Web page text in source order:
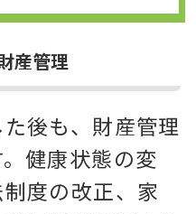
産管理
後も、財産管理
健康状態の変
度の改正、家